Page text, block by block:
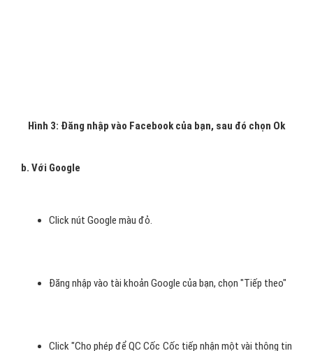
b. Với Google